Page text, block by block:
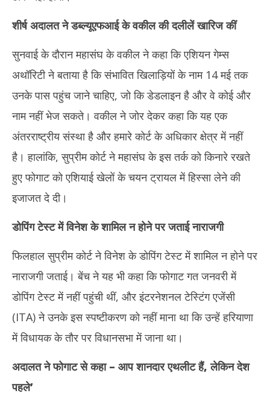
शीर्ष अदालत ने डब्ल्यूएफआई के वकील की दलीलें खारिज कीं
सुनवाई के दौरान महासंघ के वकील ने कहा कि एशियन गेम्स
अथॉरिटी ने बताया है कि संभावित खिलाड़ियों के नाम 14 मई तक
उनके पास पहुंच जाने चाहिए, जो कि डेडलाइन है और वे कोई और
नाम नहीं भेज सकते। वकील ने जोर देकर कहा कि यह एक
अंतरराष्ट्रीय संस्था है और हमारे कोर्ट के अधिकार क्षेत्र में नहीं
है। हालांकि, सुप्रीम कोर्ट ने महासंघ के इस तर्क को किनारे रखते
हुए फोगाट को एशियाई खेलों के चयन ट्रायल में हिस्सा लेने की
इजाजत दे दी।
डोपिंग टेस्ट में विनेश के शामिल न होने पर जताई नाराजगी
फिलहाल सुप्रीम कोर्ट ने विनेश के डोपिंग टेस्ट में शामिल न होने पर
नाराजगी जताई। बेंच ने यह भी कहा कि फोगाट गत जनवरी में
डोपिंग टेस्ट में नहीं पहुंची थीं, और इंटरनेशनल टेस्टिंग एजेंसी
(ITA) ने उनके इस स्पष्टीकरण को नहीं माना था कि उन्हें हरियाणा
में विधायक के तौर पर विधानसभा में जाना था।
अदालत ने फोगाट से कहा – आप शानदार एथलीट हैं,लेकिन देश
पहले’